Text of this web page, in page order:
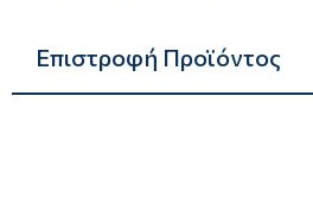
Επιστροφή Προϊόντος